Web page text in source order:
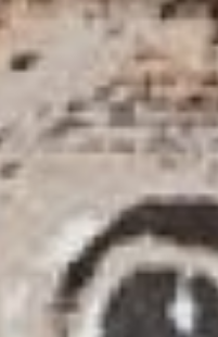
выполненные Никитой
Чарушиным (1934—2000),
художником, посвятившим
творчество
детской книге.